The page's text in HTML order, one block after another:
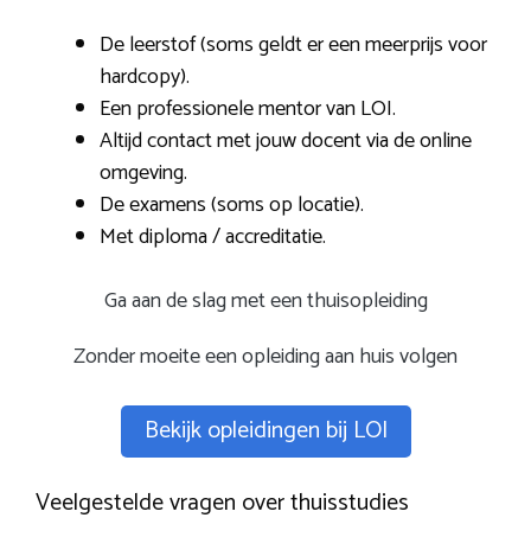
De leerstof (soms geldt er een meerprijs voor
hardcopy).
Een professionele mentor van LOI.
Altijd contact met jouw docent via de online
omgeving.
De examens (soms op locatie).
Met diploma / accreditatie.
Ga aan de slag met een thuisopleiding
Zonder moeite een opleiding aan huis volgen
Bekijk opleidingen bij LOI
Veelgestelde vragen over thuisstudies